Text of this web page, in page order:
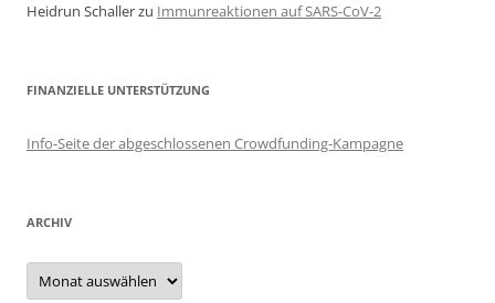
Heidrun Schallerzu Immunreaktionen auf SARS-CoV-2
FINANZIELLE UNTERSTÜTZUNG
Info-Seite der abgeschlossenen Crowdfunding-Kampagne
ARCHIV
Archiv